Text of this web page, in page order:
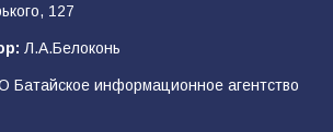
дорожные работы
127
Л.А.Белоконь
Батайское информационное агентство